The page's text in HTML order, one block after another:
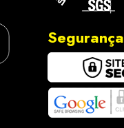
Segurança